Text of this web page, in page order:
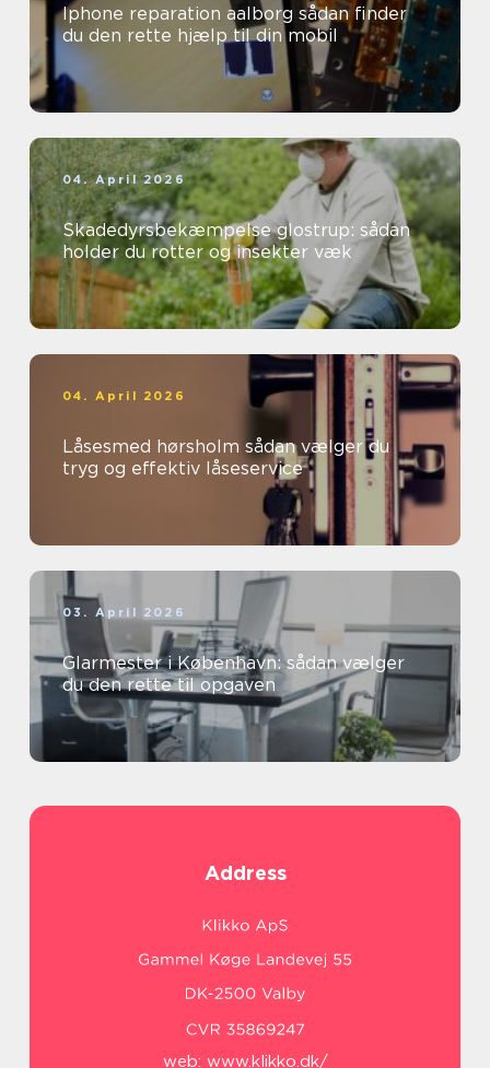
Iphone reparation aalborg sådan finder
du den rette hjælp til din mobil
04. April 2026
Skadedyrsbekæmpelse glostrup: sådan
holder du rotter og insekter væk
04. April 2026
Låsesmed hørsholm sådan vælger du
tryg og effektiv låseservice
03. April 2026
Glarmester i København: sådan vælger
du den rette til opgaven
Address
web: www.klikko.dk/